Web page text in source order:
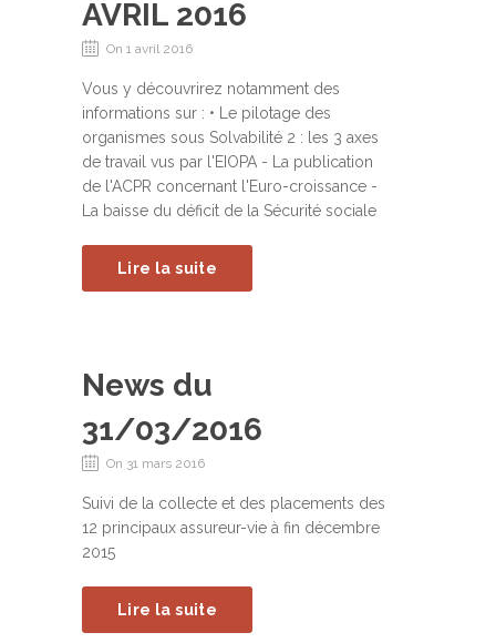
AVRIL 2016
On 1 avril 2016
Vous y découvrirez notamment des
informations sur : • Le pilotage des
organismes sous Solvabilité 2 : les 3 axes
de travail vus par l'EIOPA - La publication
de l'ACPR concernant l'Euro-croissance -
La baisse du déficit de la Sécurité sociale
Lire la suite
News du
31/03/2016
On 31 mars 2016
Suivi de la collecte et des placements des
12 principaux assureur-vie à fin décembre
2015
Lire la suite